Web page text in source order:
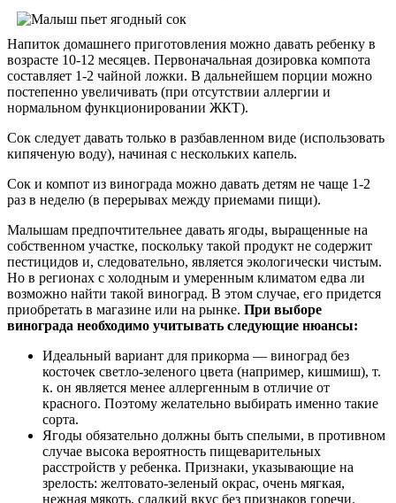
Напиток домашнего приготовления можно давать ребенку в
возрасте 10-12 месяцев. Первоначальная дозировка компота
составляет 1-2 чайной ложки. В дальнейшем порции можно
постепенно увеличивать (при отсутствии аллергии и
нормальном функционировании ЖКТ).
Сок следует давать только в разбавленном виде (использовать
кипяченую воду), начиная с нескольких капель.
Сок и компот из винограда можно давать детям не чаще 1-2
раз в неделю (в перерывах между приемами пищи).
Малышам предпочтительнее давать ягоды, выращенные на
собственном участке, поскольку такой продукт не содержит
пестицидов и, следовательно, является экологически чистым.
Но в регионах с холодным и умеренным климатом едва ли
возможно найти такой виноград. В этом случае, его придется
приобретать в магазине или на рынке. При выборе
винограда необходимо учитывать следующие нюансы:
Идеальный вариант для прикорма — виноград без
косточек светло-зеленого цвета (например, кишмиш), т.
к. он является менее аллергенным в отличие от
красного. Поэтому желательно выбирать именно такие
сорта.
Ягоды обязательно должны быть спелыми, в противном
случае высока вероятность пищеварительных
расстройств у ребенка. Признаки, указывающие на
зрелость: желтовато-зеленый окрас, очень мягкая,
нежная мякоть, сладкий вкус без признаков горечи.